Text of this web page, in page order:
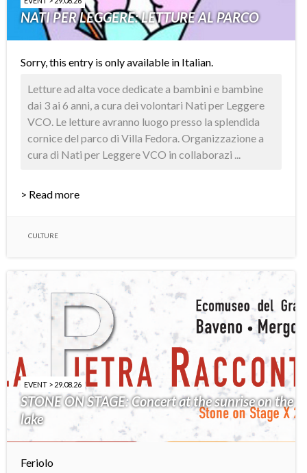
NATI PER LEGGERE: LETTURE AL PARCO
Sorry, this entry is only available in Italian.
Letture ad alta voce dedicate a bambini e bambine
dai 3 ai 6 anni, a cura dei volontari Nati per Leggere
VCO. Le letture avranno luogo presso la splendida
cornice del parco di Villa Fedora. Organizzazione a
cura di Nati per Leggere VCO in collaborazi ...
> Read more
CULTURE
EVENT > 29.08.26
STONE ON STAGE: Concert at the sunrise on the
lake
Feriolo